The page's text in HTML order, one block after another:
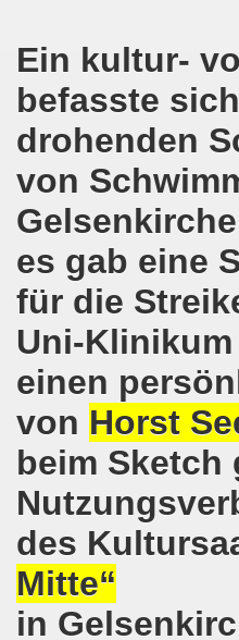
Ein kultur-
befasste
drohenden
von
es gab eine
für die
Uni-
einen
von Horst
beim Sketch
des
Mitte“
in
in Bonn! 2.000
Bewegung erklärt sich
Bewegung mit breiter
Bewegung am
am 11.11.2017 in
protestiert und
Bewegung mit breit
protestiert:
für Monika
auf der 644.
Rechtsruck der
auch am 24.09.2017 für
zur